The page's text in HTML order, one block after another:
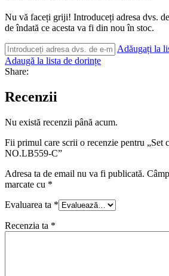
Nu vă faceți griji! Introduceți adresa dvs.
de îndată ce acesta va fi din nou în stoc.
Adăugați la
Adaugă la lista de dorințe
Share:
Recenzii
Nu există recenzii până acum.
Fii primul care scrii o recenzie pentru „Set
NO.LB559-C”
Adresa ta de email nu va fi publicată.
marcate cu *
Evaluarea ta *
Recenzia ta *